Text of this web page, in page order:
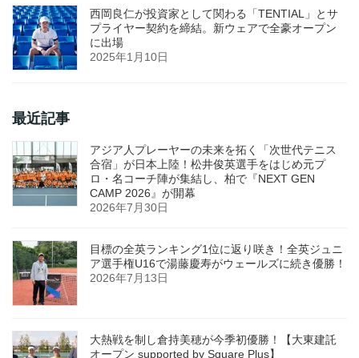
西岡良仁が投資家として関わる「TENTIAL」とサ
プライヤー契約を締結。新ウェアで全豪オープン
に出場
2025年1月10日
最近記事
アジア人プレーヤーの未来を拓く「次世代テニス
合宿」が日本上陸！松井俊英選手をはじめ元プ
ロ・名コーチ陣が集結し、柏で『NEXT GEN
CAMP 2026』が開幕
2026年7月30日
目標の全英ランキング1位に返り咲き！全英ジュニ
ア選手権U16で湯藤慶寿がウェールズに続き優勝！
2026年7月13日
大熱戦を制し倉持美穂が今季初優勝！【大東建託
オープン supported by Square Plus】